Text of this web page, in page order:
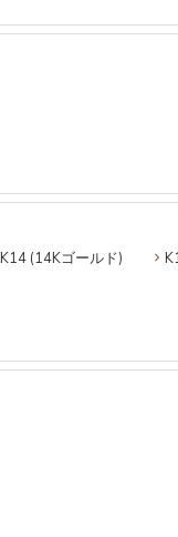
K14 (14Kゴールド)